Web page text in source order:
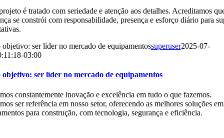
é tratado com seriedade e atenção aos detalhes. Acreditamos
se constrói com responsabilidade, presença e esforço diário para
objetivo: ser líder no mercado de equipamentossuperuser2025-07-
03:00
objetivo: ser líder no mercado de equipamentos
constantemente inovação e excelência em tudo o que fazemos.
ser referência em nosso setor, oferecendo as melhores soluções em
para construção, com tecnologia, segurança e eficiência.